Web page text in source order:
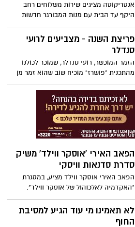
אנטריקוטה מציגים שירות משלוחים רחב
היקף עד הבית עם מנות המבורגר חדשות
יותר מכל שאם תצטלמו עם השליח "סלפי"
תוכלו להנות ממנה לבחירה במשלוח הבא!
פריצת השנה - מצביעים לרועי
סנדלר
הזמר המוכשר, רועי סנדלר, שמוכר לכולנו
מהתכנית "פושרז" מוכיח שוב שהוא זמר מן
המניין ומצליח לגרום לכולנו להתאהב בו
מחדש בזכות הכישרון, הצניעות, הנחישות
והקסם האישי שלו.
הפאב האירי 'אוסקר ווילד' משיק
סדרת סדנאות וויסקי
הפאב האירי אוסקר ווילד מציע, במסגרת
"האקדמיה לאלכוהול של אוסקר ווילד".
Alcohol Academy's Irish Pub Oscar Wilde,
סדנאות אלכוהול ייחודיות המתמקדות
בוויסקי ופותחות צוהר לעולם חדש של הבנה
לא תאמינו מי עוד הגיע למסיבת
החוף